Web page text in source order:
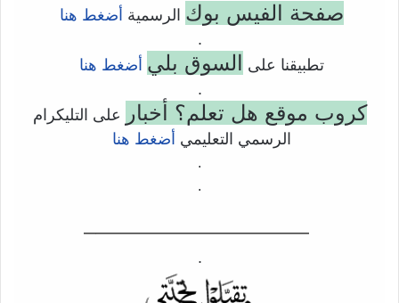
صفحة الفيس بوك الرسمية أضغط هنا
.
تطبيقنا على
السوق بلي أضغط هنا
.
كروب موقع هل تعلم؟ أخبار
على التليكرام
الرسمي التعليمي أضغط هنا
.
.
——————————–
.